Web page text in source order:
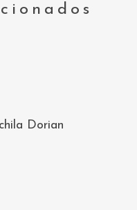
AÑADIR AL
Dorian